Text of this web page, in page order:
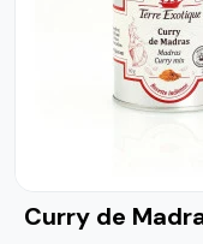
Curry de